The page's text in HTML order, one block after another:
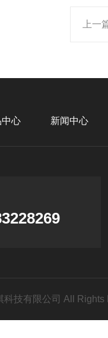
上一
中心 新闻中心
科技有限公司 All